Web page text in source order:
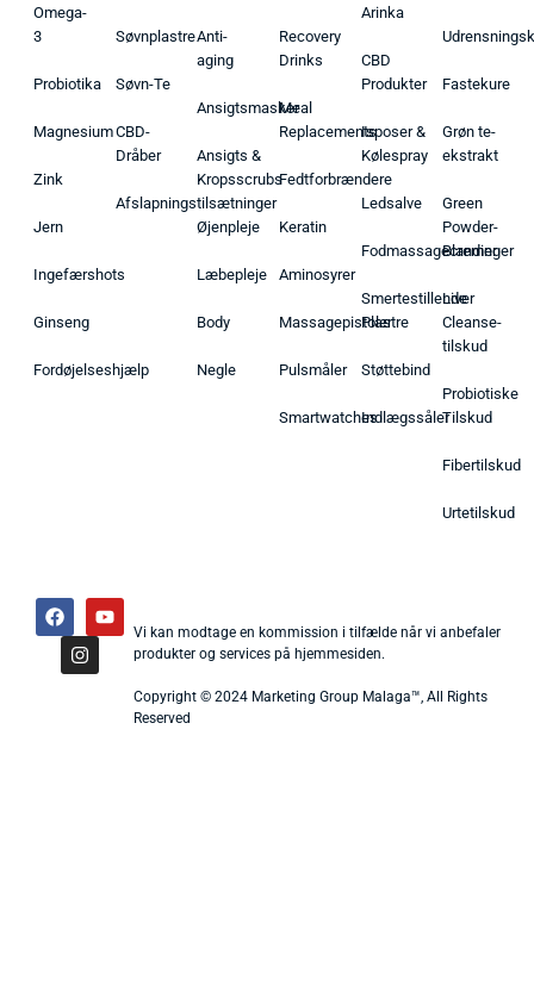
Omega-
3
Probiotika
Magnesium
Zink
Jern
Ingefærshots
Ginseng
Fordøjelseshjælp
Søvnplastre
Søvn-Te
CBD-
Dråber
Afslapningstilsætninger
Anti-
aging
Ansigtsmasker
Ansigts &
Kropsscrubs
Øjenpleje
Læbepleje
Body
Negle
Recovery
Drinks
Meal
Replacements
Fedtforbrændere
Keratin
Aminosyrer
Massagepistoler
Pulsmåler
Smartwatches
Arinka
CBD
Produkter
Isposer &
Kølespray
Ledsalve
Fodmassagecremer
Smertestillende
Plastre
Støttebind
Indlægssåler
Fastekure
Grøn te-
ekstrakt
Green
Powder-
Blandinger
Liver
Cleanse-
tilskud
Probiotiske
Tilskud
Fibertilskud
Urtetilskud
Vi kan modtage en kommission i tilfælde når vi anbefaler
produkter og services på hjemmesiden.
Copyright © 2024 Marketing Group Malaga™, All Rights
Reserved